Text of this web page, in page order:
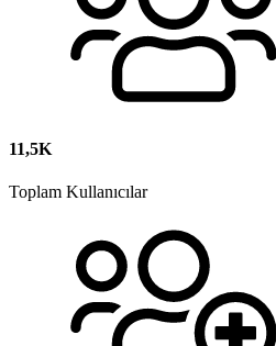
11,5K
Toplam Kullanıcılar